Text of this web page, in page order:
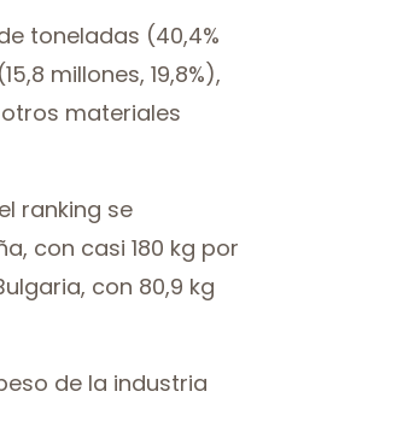
toneladas (40,4%
millones, 19,8%),
otros materiales
ranking se
con casi 180 kg por
con 80,9 kg
de la industria